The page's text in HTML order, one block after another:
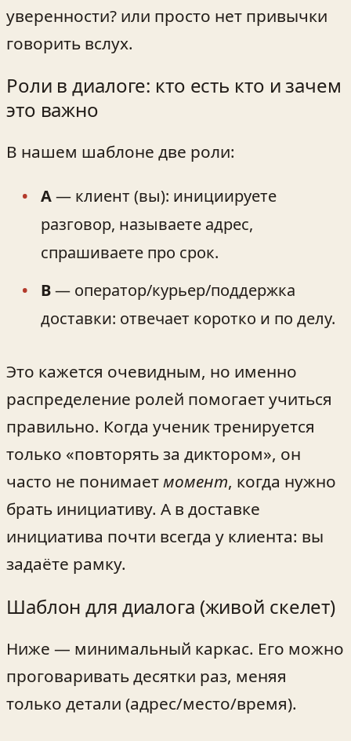
уверенности? или просто нет привычки
говорить вслух.
Роли в диалоге: кто есть кто и зачем
это важно
В нашем шаблоне две роли:
A— клиент (вы): инициируете
разговор, называете адрес,
спрашиваете про срок.
B— оператор/курьер/поддержка
доставки: отвечает коротко и по делу.
Это кажется очевидным, но именно
распределение ролей помогает учиться
правильно. Когда ученик тренируется
только «повторять за диктором», он
часто не понимаетмомент, когда нужно
брать инициативу. А в доставке
инициатива почти всегда у клиента: вы
задаёте рамку.
Шаблон для диалога (живой скелет)
Ниже — минимальный каркас. Его можно
проговаривать десятки раз, меняя
только детали (адрес/место/время).